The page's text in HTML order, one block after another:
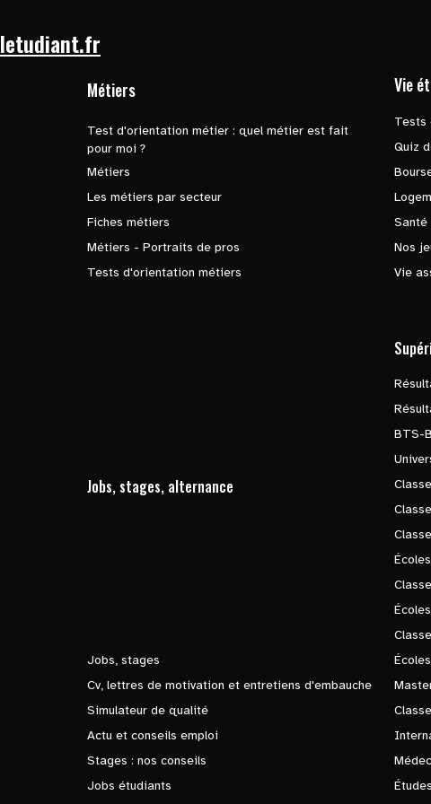
letudiant.fr
Métiers
Test d'orientation métier : quel métier est fait
pour moi ?
Métiers
Les métiers par secteur
Fiches métiers
Métiers - Portraits de pros
Tests d'orientation métiers
Vie
Tests
Quiz
Santé
Nos
Vie
Jobs, stages, alternance
Jobs, stages
Cv, lettres de motivation et entretiens d'embauche
Simulateur de qualité
Actu et conseils emploi
Stages : nos conseils
Jobs étudiants
BTS-